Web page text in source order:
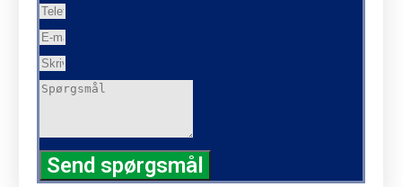
Send spørgsmål